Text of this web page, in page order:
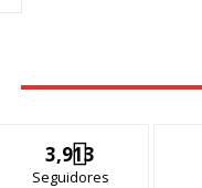
3,913
Seguidores